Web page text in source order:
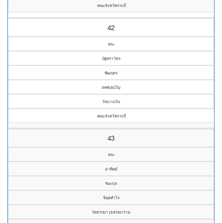
คณะจังหวัดกระบี่
42
พระ
นัฐทราวัตร
พัฒบุตร
อคคฺปญฺโญ
วัดบางเงิน
คณะจังหวัดกระบี่
43
พระ
อาทิตย์
ชนะกุล
จิตฺตสํวโร
วัดธรรมาวุธสรณาราม